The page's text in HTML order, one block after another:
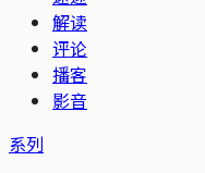
解读
评论
播客
影音
系列